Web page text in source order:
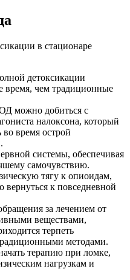
в стационаре
детоксикации
время, чем традиционные
можно добиться с
налоксона, который
во время острой
системы, обеспечивая
самочувствию.
тягу к опиоидам,
вернуться к повседневной
за лечением от
веществами,
терпеть
методами.
терапию при ломке,
нагрузкам и